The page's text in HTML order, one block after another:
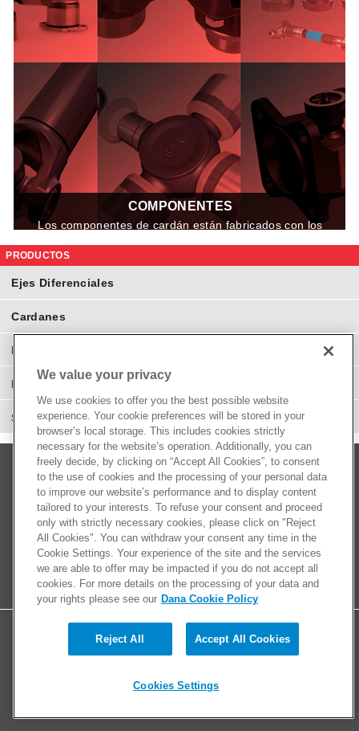
COMPONENTES
Los componentes de cardán están fabricados con los
costo de operación, Teniendo menor nivel de
recambio.
PRODUCTOS
Ejes Diferenciales
Cardanes
Ejes Homocinéticos
Performance
Suspensión
© 2026 Dana Limited. All rights reserved.
Políticas de privacidad
We value your privacy
We use cookies to offer you the best possible website
experience. Your cookie preferences will be stored in your
browser’s local storage. This includes cookies strictly
necessary for the website’s operation. Additionally, you can
freely decide, by clicking on “Accept All Cookies”, to consent
to the use of cookies and the processing of your personal data
to improve our website’s performance and to display content
tailored to your interests. To refuse your consent and proceed
only with strictly necessary cookies, please click on "Reject
All Cookies". You can withdraw your consent any time in the
Cookie Settings. Your experience of the site and the services
we are able to offer may be impacted if you do not accept all
cookies. For more details on the processing of your data and
your rights please see our Dana Cookie Policy
Reject All Accept All Cookies
Cookies Settings